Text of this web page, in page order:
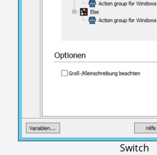
Switch